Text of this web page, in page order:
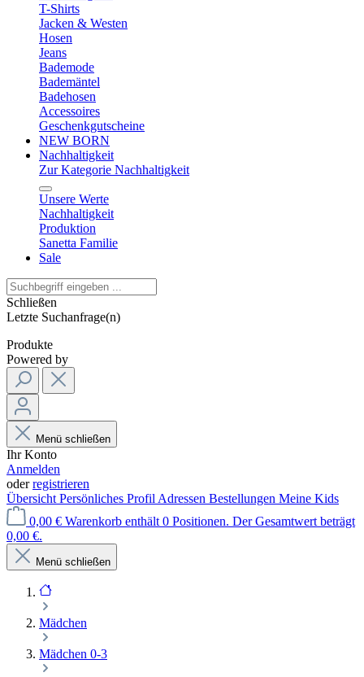
T-Shirts
Jacken & Westen
Hosen
Jeans
Bademode
Bademäntel
Badehosen
Accessoires
Geschenkgutscheine
NEW BORN
Nachhaltigkeit
Zur Kategorie Nachhaltigkeit
Unsere Werte
Nachhaltigkeit
Produktion
Sanetta Familie
Sale
Schließen
Letzte Suchanfrage(n)
Produkte
Powered by
Menü schließen
Ihr Konto
Anmelden
oderregistrieren
Übersicht Persönliches Profil Adressen Bestellungen Meine Kids
0,00 € Warenkorb enthält 0 Positionen. Der Gesamtwert beträgt
0,00 €.
Menü schließen
Mädchen
Mädchen 0-3